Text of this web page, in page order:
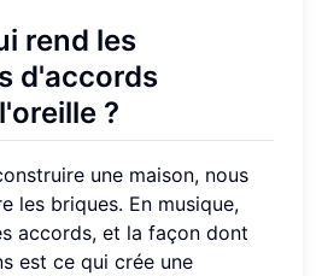
rend les
d'accords
?
une maison, nous
les briques. En musique,
accords, et la façon dont
est ce qui crée une